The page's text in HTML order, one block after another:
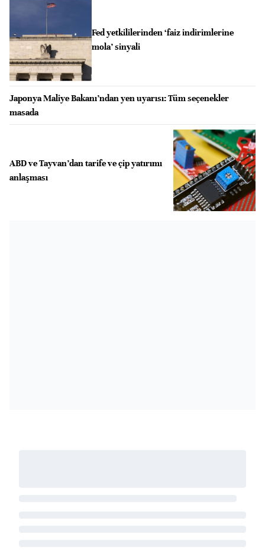
Fed yetkililerinden ‘faiz indirimlerine
mola’ sinyali
Japonya Maliye Bakanı’ndan yen uyarısı: Tüm seçenekler
masada
ABD ve Tayvan’dan tarife ve çip yatırımı
anlaşması